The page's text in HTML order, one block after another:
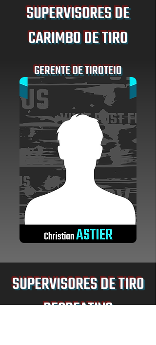
SUPERVISORES DE
CARIMBO DE TIRO
GERENTE DE TIROTEIO
SUPERVISORES DE TIRO
RECREATIVO